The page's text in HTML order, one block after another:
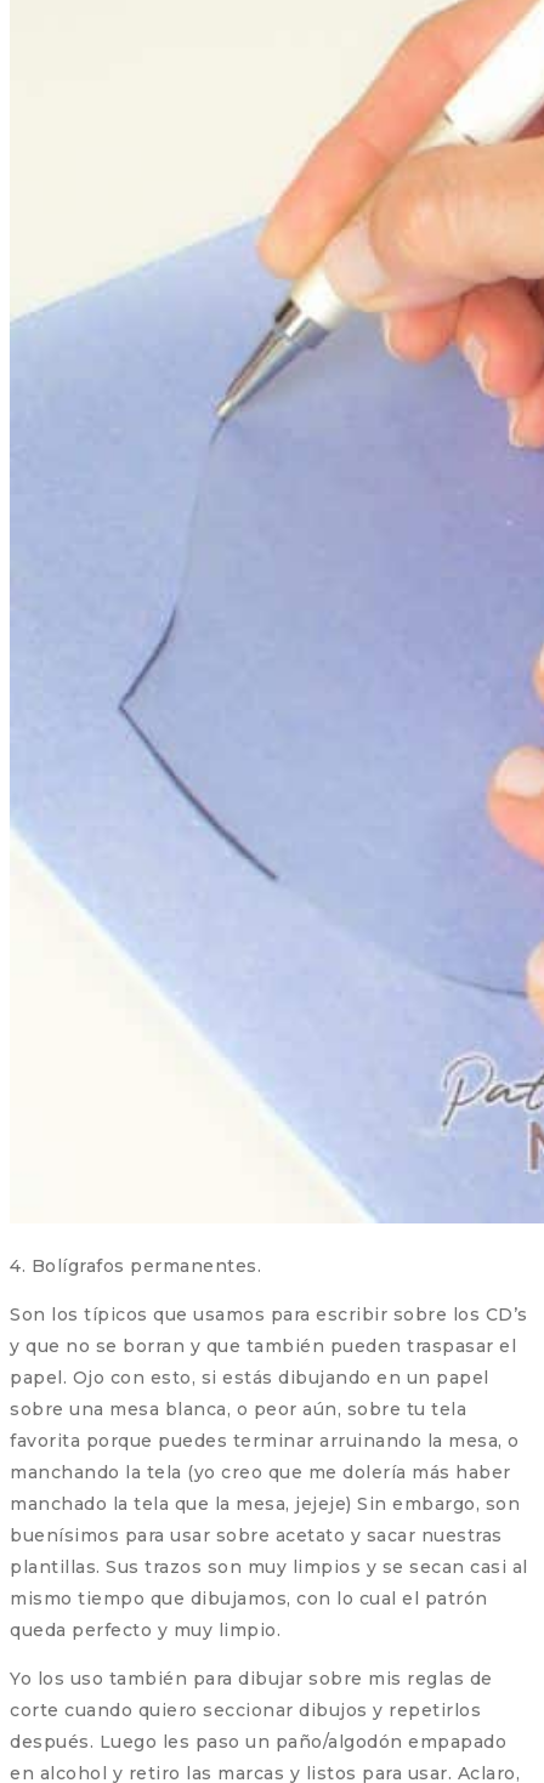
4. Bolígrafos permanentes.
Son los típicos que usamos para escribir sobre los CD’s
y que no se borran y que también pueden traspasar el
papel. Ojo con esto, si estás dibujando en un papel
sobre una mesa blanca, o peor aún, sobre tu tela
favorita porque puedes terminar arruinando la mesa, o
manchando la tela (yo creo que me dolería más haber
manchado la tela que la mesa, jejeje) Sin embargo, son
buenísimos para usar sobre acetato y sacar nuestras
plantillas. Sus trazos son muy limpios y se secan casi al
mismo tiempo que dibujamos, con lo cual el patrón
queda perfecto y muy limpio.
Yo los uso también para dibujar sobre mis reglas de
corte cuando quiero seccionar dibujos y repetirlos
después. Luego les paso un paño/algodón empapado
en alcohol y retiro las marcas y listos para usar. Aclaro,